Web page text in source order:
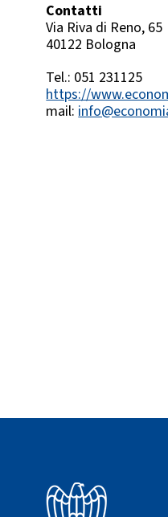
Contatti
Via Riva di Reno, 65
40122 Bologna
Tel.: 051 231125
https://
mail: